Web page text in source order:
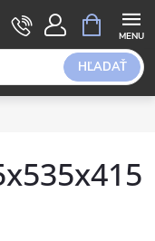
HĽADAŤ
KOŠÍK